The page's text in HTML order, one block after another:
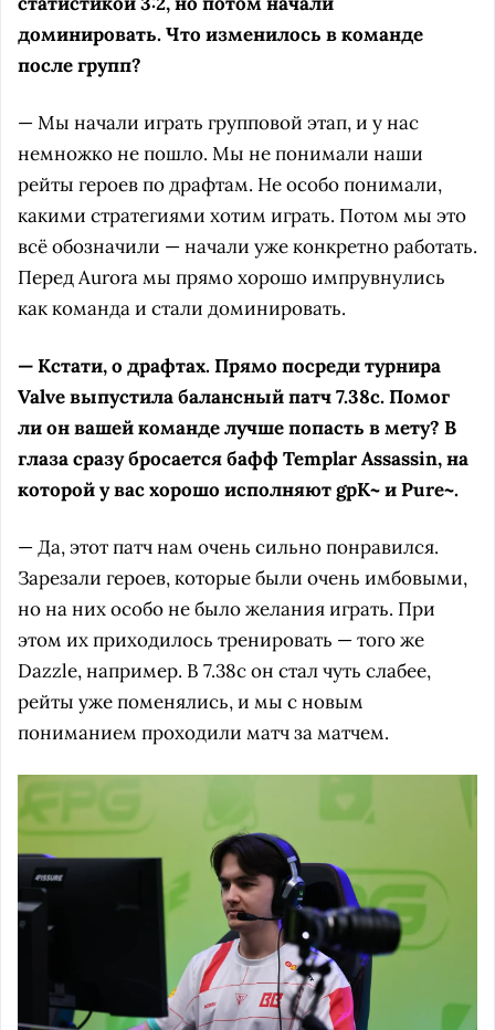
доминировать. Что изменилось в команде
после групп?
— Мы начали играть групповой этап, и у нас
немножко не пошло. Мы не понимали наши
рейты героев по драфтам. Не особо понимали,
какими стратегиями хотим играть. Потом мы это
всё обозначили — начали уже конкретно работать.
Перед Aurora мы прямо хорошо импрувнулись
как команда и стали доминировать.
— Кстати, о драфтах. Прямо посреди турнира
Valve выпустила балансный патч 7.38c. Помог
ли он вашей команде лучше попасть в мету? В
глаза сразу бросается бафф Templar Assassin, на
которой у вас хорошо исполняют gpK~ и Pure~.
— Да, этот патч нам очень сильно понравился.
Зарезали героев, которые были очень имбовыми,
но на них особо не было желания играть. При
этом их приходилось тренировать — того же
Dazzle, например. В 7.38c он стал чуть слабее,
рейты уже поменялись, и мы с новым
пониманием проходили матч за матчем.